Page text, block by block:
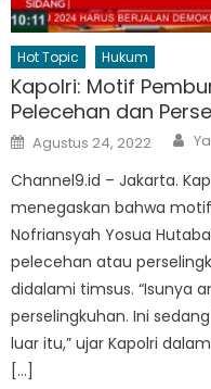
Hot Topic Hukum
Kapolri: Motif
Pelecehan dan
Posted
on
Agustus 24, 2022
Channel9.id – Jakarta.
menegaskan bahwa
Nofriansyah Yosua
pelecehan atau
didalami timsus. “Isunya
perselingkuhan. Ini
luar itu,” ujar Kapolri dalam
[…]